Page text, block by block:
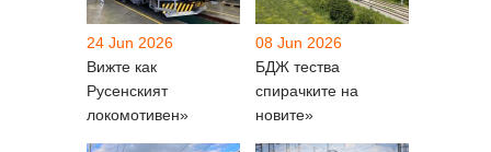
24 Jun 2026
Вижте как
Русенският
локомотивен»
08 Jun 2026
БДЖ тества
спирачките на
новите»